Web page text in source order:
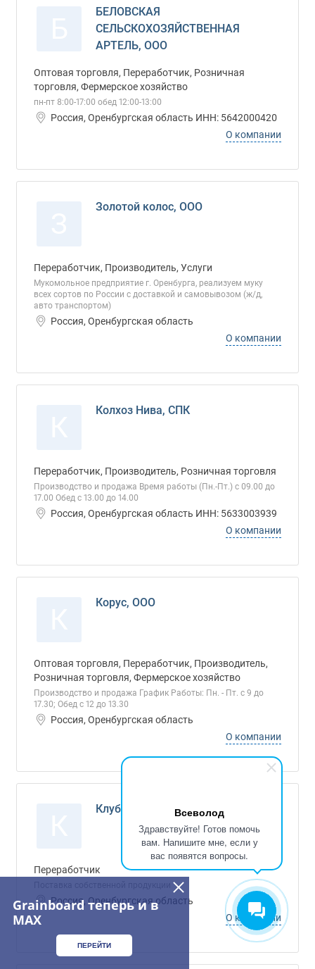
Всеволод
Здравствуйте! Готов помочь
вам. Напишите мне, если у
вас появятся вопросы.
БЕЛОВСКАЯ
СЕЛЬСКОХОЗЯЙСТВЕННАЯ
АРТЕЛЬ, ООО
Оптовая торговля, Переработчик, Розничная
торговля, Фермерское хозяйство
пн-пт 8:00-17:00 обед 12:00-13:00
Россия, Оренбургская область ИНН: 5642000420
О компании
Золотой колос, ООО
Переработчик, Производитель, Услуги
Мукомольное предприятие г. Оренбурга, реализуем муку
всех сортов по России с доставкой и самовывозом (ж/д,
авто транспортом)
Россия, Оренбургская область
О компании
Колхоз Нива, СПК
Переработчик, Производитель, Розничная торговля
Производство и продажа Время работы (Пн.-Пт.) с 09.00 до
17.00 Обед с 13.00 до 14.00
Россия, Оренбургская область ИНН: 5633003939
О компании
Корус, ООО
Оптовая торговля, Переработчик, Производитель,
Розничная торговля, Фермерское хозяйство
Производство и продажа График Работы: Пн. - Пт. с 9 до
17.30; Обед с 12 до 13.30
Россия, Оренбургская область
О компании
Клубниковский сырозавод, ОАО
Переработчик
Россия, Оренбургская область
О компании
Grainboard теперь и в
MAX
ПЕРЕЙТИ